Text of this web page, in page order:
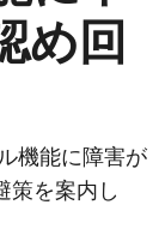
め回
機能に障害が
策を案内し